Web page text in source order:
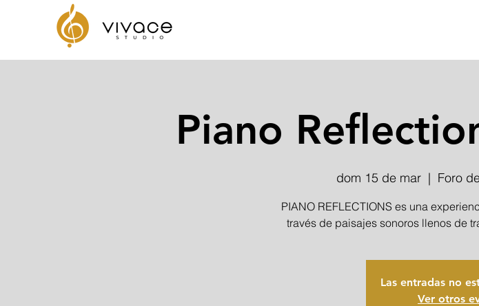
Piano
dom 15 de mar
  |
Foro
PIANO REFLECTIONS es una
través de paisajes sonoros llenos de
Las entradas no
Ver otros